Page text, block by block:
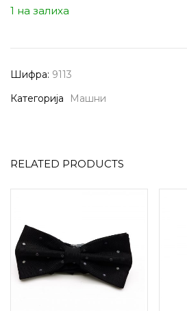
1 на залиха
Шифра: 9113
Категорија
Машни
RELATED PRODUCTS